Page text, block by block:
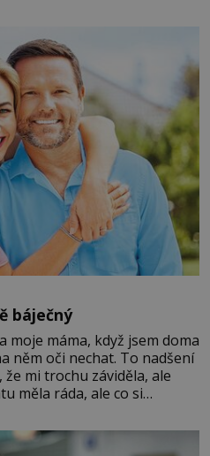
přinést do svého života
báječný
moje máma, když jsem doma
něm oči nechat. To nadšení
mi trochu záviděla, ale
měla ráda, ale co si
byla jiná doba, když